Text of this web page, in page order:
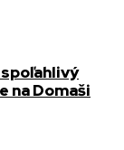
na Domaši